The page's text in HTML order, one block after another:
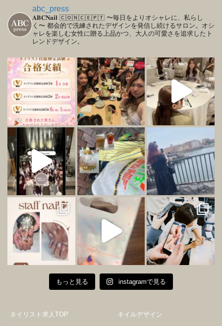
abc_press
𝐀𝐁𝐂𝐍𝐚𝐢𝐥 🄲🄾🄽🄲🄴🄿🅃 〜毎日をよりオシャレに、私らし
く〜 都会的で洗練されたデザインを発信し続けるサロン。オシ
ャレを楽しむ女性に贈る上品かつ、大人の可愛さを追求したト
レンドデザイン。
もっと見る instagramで見る
ネイリスト求人TOP ネイルデザイン